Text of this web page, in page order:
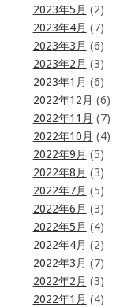
2023年5月 (2)
2023年4月 (7)
2023年3月 (6)
2023年2月 (3)
2023年1月 (6)
2022年12月 (6)
2022年11月 (7)
2022年10月 (4)
2022年9月 (5)
2022年8月 (3)
2022年7月 (5)
2022年6月 (3)
2022年5月 (4)
2022年4月 (2)
2022年3月 (7)
2022年2月 (3)
2022年1月 (4)